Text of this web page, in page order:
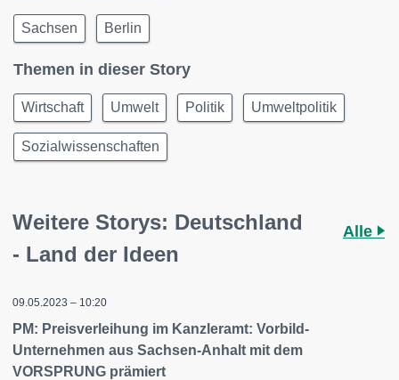
Sachsen Berlin
Themen in dieser Story
Wirtschaft Umwelt Politik Umweltpolitik
Sozialwissenschaften
Weitere Storys: Deutschland
- Land der Ideen
Alle
09.05.2023 – 10:20
PM: Preisverleihung im Kanzleramt: Vorbild-
Unternehmen aus Sachsen-Anhalt mit dem
VORSPRUNG prämiert